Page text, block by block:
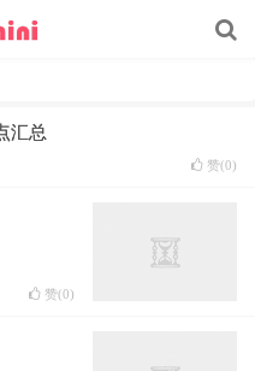
汇总
赞(0)
赞(0)